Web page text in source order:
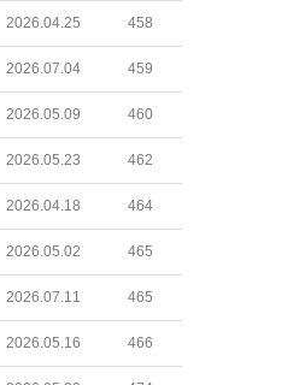
2026.04.25 458
2026.07.04 459
2026.05.09 460
2026.05.23 462
2026.04.18 464
2026.05.02 465
2026.07.11 465
2026.05.16 466